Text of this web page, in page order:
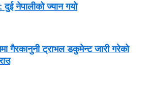
दुई नेपालीको ज्यान गयो
गैरकानुनी ट्राभल डकुमेन्ट जारी गरेको